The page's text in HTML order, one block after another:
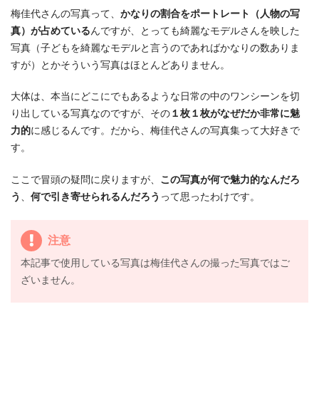
梅佳代さんの写真って、 かなりの割合をポートレート（人物の写
真）が占めている んですが、とっても綺麗なモデルさんを映した
写真（子どもを綺麗なモデルと言うのであればかなりの数ありま
すが）とかそういう写真はほとんどありません。
大体は、本当にどこにでもあるような日常の中のワンシーンを切
り出している写真なのですが、その １枚１枚がなぜだか非常に魅
力的に感じるんです。だから、梅佳代さんの写真集って大好きで
す。
ここで冒頭の疑問に戻りますが、 この写真が何で魅力的なんだろ
う
何で引き寄せられるんだろう って思ったわけです。
注意
本記事で使用している写真は梅佳代さんの撮った写真ではご
ざいません。